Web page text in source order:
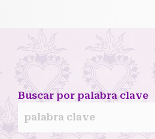
Buscar por palabra clave